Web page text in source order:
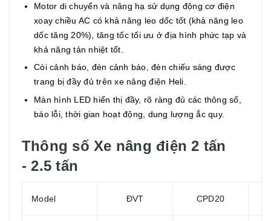
Motor di chuyển và nâng hạ sử dụng động cơ điện
xoay chiều AC có khả năng leo dốc tốt (khả năng leo
dốc tăng 20%), tăng tốc tối ưu ở địa hình phức tạp và
khả năng tản nhiệt tốt.
Còi cảnh báo, đèn cảnh báo, đèn chiếu sáng được
trang bị đầy đủ trên xe nâng điện Heli.
Màn hình LED hiển thị đầy, rõ ràng đủ các thông số,
báo lỗi, thời gian hoạt động, dung lượng ắc quy.
Thông số Xe nâng điện 2 tấn
- 2.5 tấn
Model ĐVT CPD20